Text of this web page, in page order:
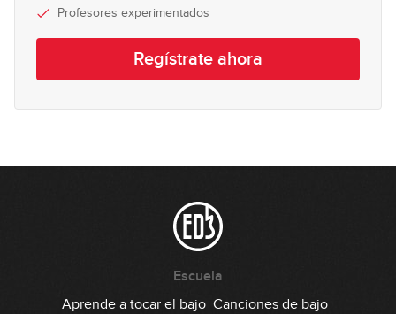
Profesores experimentados
Regístrate ahora
Escuela
Aprende a tocar el bajo Canciones de bajo